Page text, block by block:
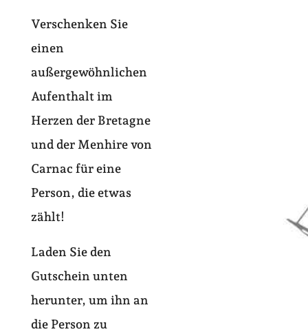
Verschenken Sie
einen
außergewöhnlichen
Aufenthalt im
Herzen der Bretagne
und der Menhire von
Carnac für eine
Person, die etwas
zählt!
Laden Sie den
Gutschein unten
herunter, um ihn an
die Person zu